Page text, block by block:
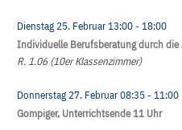
Dienstag 25. Februar13:00- 18:00
Individuelle Berufsberatung durch
R. 1.06 (10er Klassenzimmer)
Donnerstag 27. Februar08:35- 11:00
Gompiger, Unterrichtsende 11 Uhr